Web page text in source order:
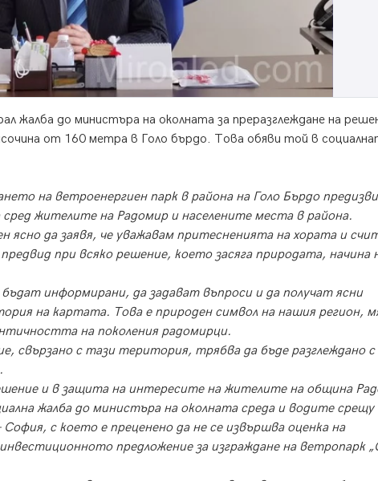
жалба до министъра на околната за преразглеждане на
от 160 метра в Голо бърдо. Това обяви той в
на ветроенергиен парк в района на Голо Бърдо
жителите на Радомир и населените места в района.
да заявя, че уважавам притесненията на хората и
при всяко решение, което засяга природата, начина
информирани, да задават въпроси и да получат ясни
на картата. Това е природен символ на нашия регион,
на поколения радомирци.
свързано с тази територия, трябва да бъде разглеждано с
и в защита на интересите на жителите на община
жалба до министъра на околната среда и водите срещу
с което е преценено да не се извършва оценка на
предложение за изграждане на ветропарк